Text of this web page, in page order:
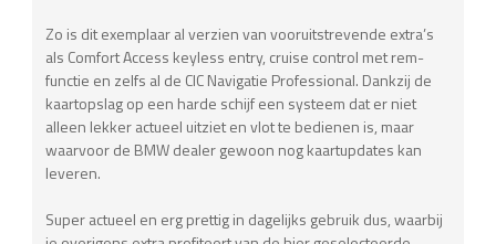
Zo is dit exemplaar al verzien van vooruitstrevende extra’s
als Comfort Access keyless entry, cruise control met rem-
functie en zelfs al de CIC Navigatie Professional. Dankzij de
kaartopslag op een harde schijf een systeem dat er niet
alleen lekker actueel uitziet en vlot te bedienen is, maar
waarvoor de BMW dealer gewoon nog kaartupdates kan
leveren.
Super actueel en erg prettig in dagelijks gebruik dus, waarbij